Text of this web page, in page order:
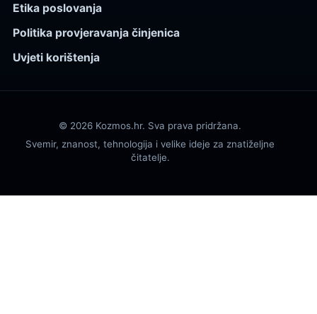
Etika poslovanja
Politika provjeravanja činjenica
Uvjeti korištenja
© 2026 Kozmos.hr. Sva prava pridržana.
Svemir, znanost, tehnologija i velike ideje za znatiželjne
čitatelje.